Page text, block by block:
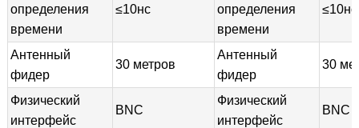
определения
времени
≤10нс
определения
времени
≤10нс
Антенный
фидер
30 метров
Антенный
фидер
30
Физический
интерфейс
BNC
Физический
интерфейс
BNC